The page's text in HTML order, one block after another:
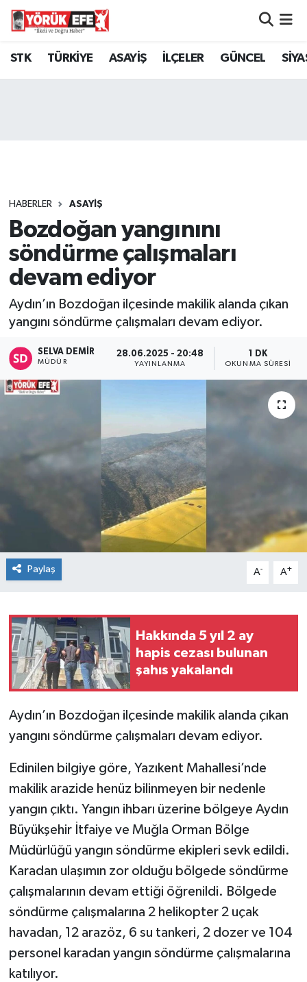
STK TÜRKİYE ASAYİŞ İLÇELER GÜNCEL
HABERLER ASAYİŞ
Bozdoğan yangınını
söndürme çalışmaları
devam ediyor
Aydın’ın Bozdoğan ilçesinde makilik alanda çıkan
yangını söndürme çalışmaları devam ediyor.
SELVA DEMIR
MÜDÜR
28.06.2025 - 20:48
YAYINLANMA
1 DK
OKUNMA SÜRESI
Paylaş A- A+
Hakkında 5 yıl 2 ay
hapis cezası bulunan
şahıs yakalandı
Aydın’ın Bozdoğan ilçesinde makilik alanda çıkan
yangını söndürme çalışmaları devam ediyor.
Edinilen bilgiye göre, Yazıkent Mahallesi’nde
makilik arazide henüz bilinmeyen bir nedenle
yangın çıktı. Yangın ihbarı üzerine bölgeye Aydın
Büyükşehir İtfaiye ve Muğla Orman Bölge
Müdürlüğü yangın söndürme ekipleri sevk edildi.
Karadan ulaşımın zor olduğu bölgede söndürme
çalışmalarının devam ettiği öğrenildi. Bölgede
söndürme çalışmalarına 2 helikopter 2 uçak
havadan, 12 arazöz, 6 su tankeri, 2 dozer ve 104
personel karadan yangın söndürme çalışmalarına
katılıyor.
Aydın Nöbetçi Eczaneler
Tüm Manşetler
Son Dakika Haberleri
Haber Arşivi